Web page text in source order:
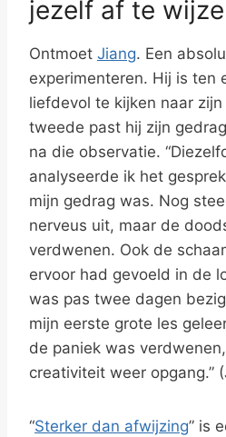
e
l
e
r
jezelf af te
Ontmoet Jiang. Een
experimenteren. Hij is ten
liefdevol te kijken naar
tweede past hij zijn
na die observatie.
analyseerde ik het
mijn gedrag was. Nog
nerveus uit, maar de
verdwenen. Ook de
ervoor had gevoeld in de
was pas twee dagen
mijn eerste grote les
de paniek was
creativiteit weer opgang.”
“Sterker dan afwijzing” is